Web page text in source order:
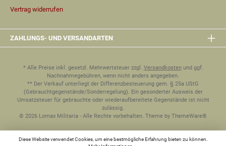
Vertrag widerrufen
ZAHLUNGS- UND VERSANDARTEN
* Alle Preise inkl. gesetzl. Mehrwertsteuer zzgl. Versandkostenund ggf.
Nachnahmegebühren, wenn nicht anders angegeben.
** Der Verkauf unterliegt der Differenzbesteuerung gem. § 25a UStG
(Gebrauchtgegenstände/Sonderregelung). Ein gesonderter Ausweis der
Umsatzsteuer für gebrauchte oder wiederaufbereitete Gegenstände ist nicht
zulässig.
© 2026 Lomax Militaria - Alle Rechte vorbehalten. Theme by ThemeWare®
Diese Website verwendet Cookies, um eine bestmögliche Erfahrung bieten zu können.